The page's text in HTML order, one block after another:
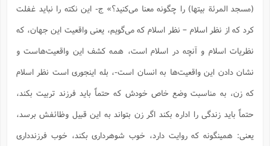
(مسجد المرئة بیتها) را چگونه معنا می‌کنید؟» ج- این نکته را نباید غفلت
کرد که از نظر اسلام – نظر اسلام که می‌گویم، یعنی واقعیت این جهان، که
نظریات اسلام و آنچه در اسلام است، همه کشف این واقعیت‌هاست و
نشان دادن این واقعیت‌ها به انسان است-، بله اینجوری است نظر اسلام
که زن، به مناسبت وضع خاص خودش که حتماً باید فرزند تربیت بکند،
حتماً باید زندگی را اداره بکند اگر زن بتواند به این قبیل وظائفش برسد،
یعنی: همینگونه که روایت دارد، خوب شوهرداری بکند، خوب فرزندداری